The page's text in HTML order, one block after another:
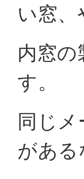
い窓
内窓の
す。
同じ
がある